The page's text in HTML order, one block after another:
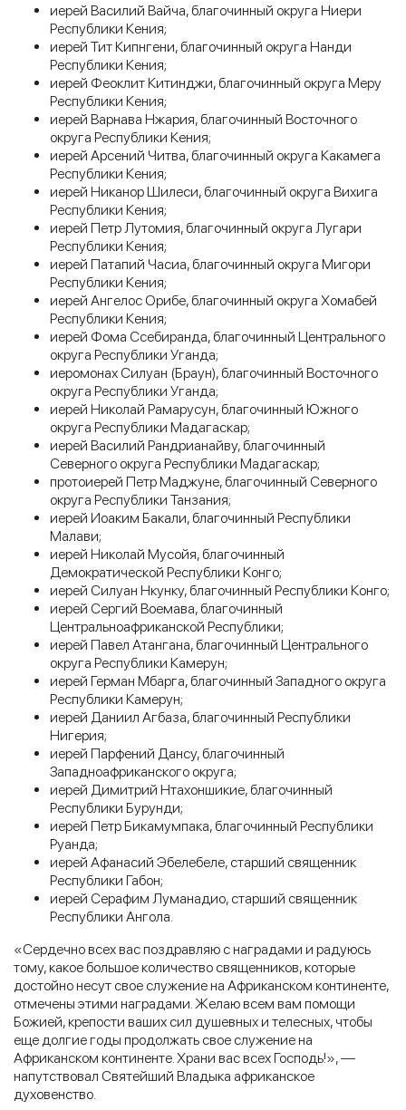
иерей Василий Вайча, благочинный округа Ниери
Республики Кения;
иерей Тит Кипнгени, благочинный округа Нанди
Республики Кения;
иерей Феоклит Китинджи, благочинный округа Меру
Республики Кения;
иерей Варнава Нжария, благочинный Восточного
округа Республики Кения;
иерей Арсений Читва, благочинный округа Какамега
Республики Кения;
иерей Никанор Шилеси, благочинный округа Вихига
Республики Кения;
иерей Петр Лутомия, благочинный округа Лугари
Республики Кения;
иерей Патапий Часиа, благочинный округа Мигори
Республики Кения;
иерей Ангелос Орибе, благочинный округа Хомабей
Республики Кения;
иерей Фома Ссебиранда, благочинный Центрального
округа Республики Уганда;
иеромонах Силуан (Браун), благочинный Восточного
округа Республики Уганда;
иерей Николай Рамарусун, благочинный Южного
округа Республики Мадагаскар;
иерей Василий Рандрианайву, благочинный
Северного округа Республики Мадагаскар;
протоиерей Петр Маджуне, благочинный Северного
округа Республики Танзания;
иерей Иоаким Бакали, благочинный Республики
Малави;
иерей Николай Мусойя, благочинный
Демократической Республики Конго;
иерей Силуан Нкунку, благочинный Республики Конго;
иерей Сергий Воемава, благочинный
Центральноафриканской Республики;
иерей Павел Атангана, благочинный Центрального
округа Республики Камерун;
иерей Герман Мбарга, благочинный Западного округа
Республики Камерун;
иерей Даниил Агбаза, благочинный Республики
Нигерия;
иерей Парфений Дансу, благочинный
Западноафриканского округа;
иерей Димитрий Нтахоншикие, благочинный
Республики Бурунди;
иерей Петр Бикамумпака, благочинный Республики
Руанда;
иерей Афанасий Эбелебеле, старший священник
Республики Габон;
иерей Серафим Луманадио, старший священник
Республики Ангола.
«Сердечно всех вас поздравляю с наградами и радуюсь
тому, какое большое количество священников, которые
достойно несут свое служение на Африканском континенте,
отмечены этими наградами. Желаю всем вам помощи
Божией, крепости ваших сил душевных и телесных, чтобы
еще долгие годы продолжать свое служение на
Африканском континенте. Храни вас всех Господь!», —
напутствовал Святейший Владыка африканское
духовенство.